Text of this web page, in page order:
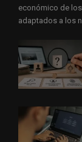
económico de
adaptados a los